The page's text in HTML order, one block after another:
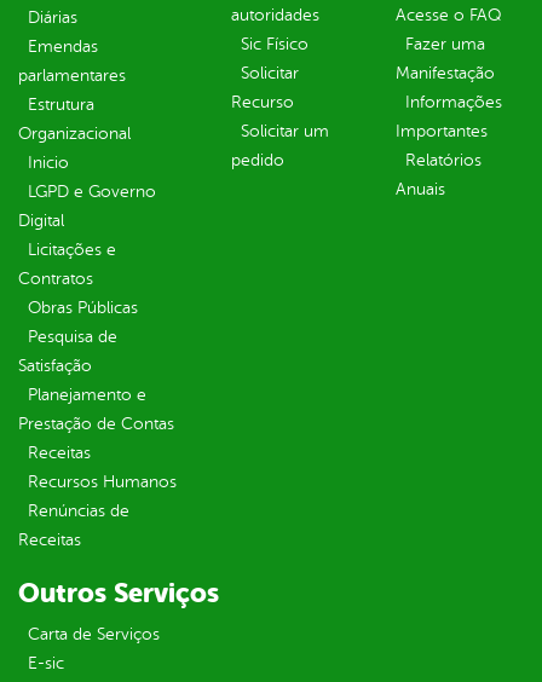
Diárias
Emendas
parlamentares
Estrutura
Organizacional
Inicio
LGPD e Governo
Digital
Licitações e
Contratos
Obras Públicas
Pesquisa de
Satisfação
Planejamento e
Prestação de Contas
Receitas
Recursos Humanos
Renúncias de
Receitas
autoridades
Sic Físico
Solicitar
Recurso
Solicitar um
pedido
Acesse o FAQ
Fazer uma
Manifestação
Informações
Importantes
Relatórios
Anuais
Outros Serviços
Carta de Serviços
E-sic